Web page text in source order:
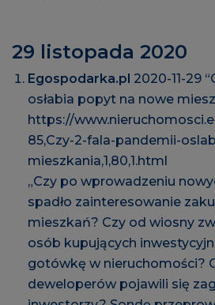
29 listopada 2020
Egospodarka.pl 2020-11-29
osłabia popyt na nowe
https://
85,Czy-2-fala-pandemii-
mieszkania,1,80,1.html
„Czy po wprowadzeniu
spadło zainteresowanie
mieszkań? Czy od wiosny
osób kupujących
gotówkę w nieruchomości?
deweloperów pojawili się